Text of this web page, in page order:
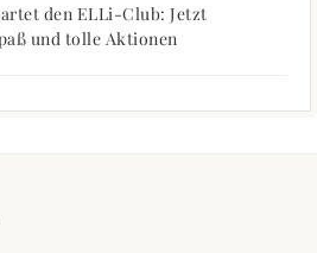
den ELLi-Club: Jetzt
und tolle Aktionen